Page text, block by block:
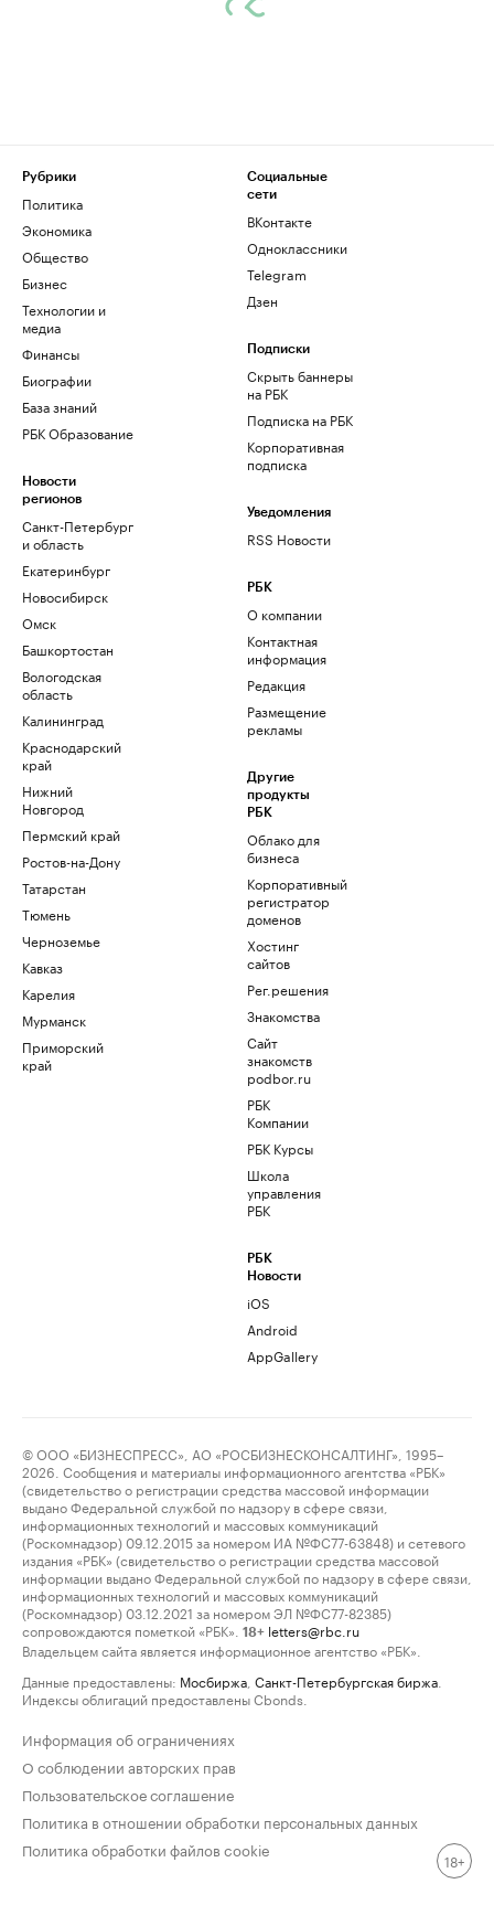
Рубрики
Политика
Экономика
Общество
Бизнес
Технологии и
медиа
Финансы
Биографии
База знаний
РБК Образование
Новости
регионов
Санкт-Петербург
и область
Екатеринбург
Новосибирск
Омск
Башкортостан
Вологодская
область
Калининград
Краснодарский
край
Нижний
Новгород
Пермский край
Ростов-на-Дону
Татарстан
Тюмень
Черноземье
Кавказ
Карелия
Мурманск
Приморский
край
Социальные
сети
ВКонтакте
Одноклассники
Telegram
Дзен
Подписки
Скрыть баннеры
на РБК
Подписка на РБК
Корпоративная
подписка
Уведомления
RSS Новости
РБК
О компании
Контактная
информация
Редакция
Размещение
рекламы
Другие
продукты
РБК
Облако для
бизнеса
Корпоративный
регистратор
доменов
Хостинг
сайтов
Рег.решения
Знакомства
Сайт
знакомств
podbor.ru
РБК
Компании
РБК Курсы
Школа
управления
РБК
РБК
Новости
iOS
Android
AppGallery
© ООО «БИЗНЕСПРЕСС», АО «РОСБИЗНЕСКОНСАЛТИНГ», 1995–
2026. Сообщения и материалы информационного агентства «РБК»
(свидетельство о регистрации средства массовой информации
выдано Федеральной службой по надзору в сфере связи,
информационных технологий и массовых коммуникаций
(Роскомнадзор) 09.12.2015 за номером ИА №ФС77-63848) и сетевого
издания «РБК» (свидетельство о регистрации средства массовой
информации выдано Федеральной службой по надзору в сфере связи,
информационных технологий и массовых коммуникаций
(Роскомнадзор) 03.12.2021 за номером ЭЛ №ФС77-82385)
сопровождаются пометкой «РБК».
18+ letters@rbc.ru
Владельцем сайта является информационное агентство «РБК».
Данные предоставлены: Мосбиржа Санкт-Петербургская биржа
Индексы облигаций предоставлены Cbonds.
Информация об ограничениях
О соблюдении авторских прав
Пользовательское соглашение
Политика в отношении обработки персональных данных
Политика обработки файлов cookie
18+